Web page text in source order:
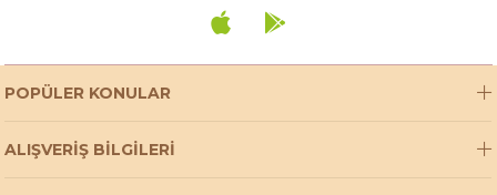
POPÜLER KONULAR
ALIŞVERİŞ BİLGİLERİ